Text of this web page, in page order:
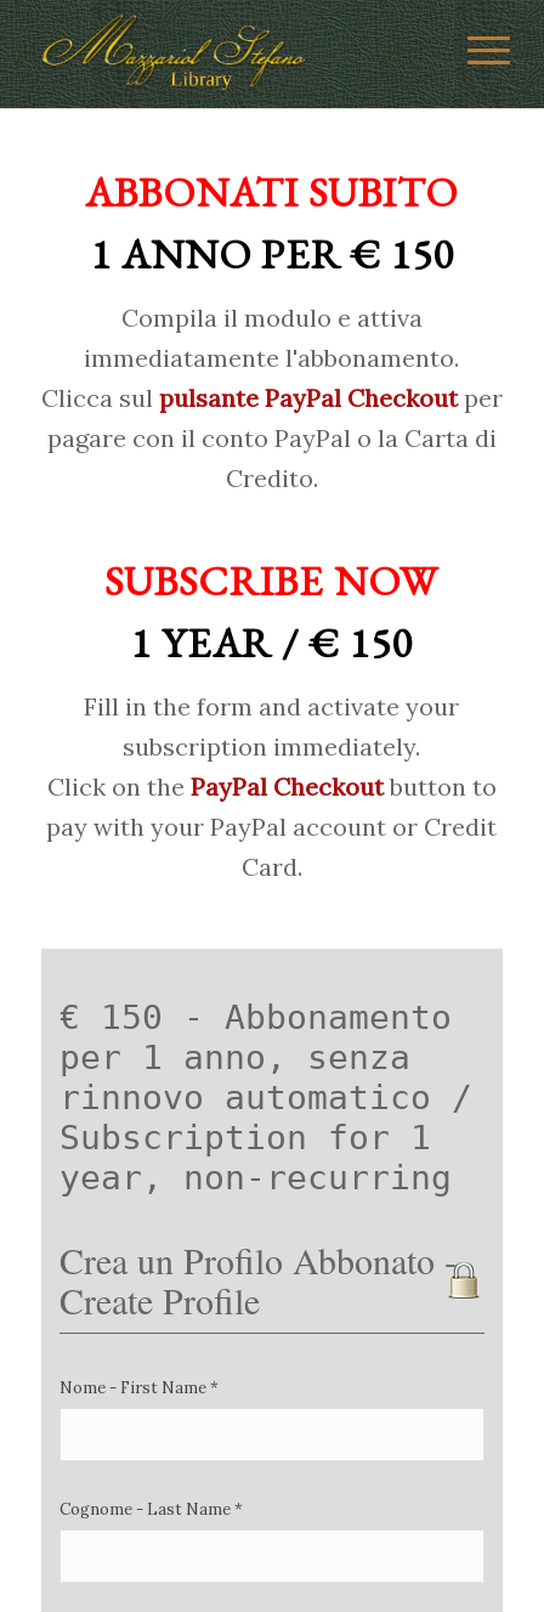
ABBONATI SUBITO
1 ANNO PER € 150
Compila il modulo e attiva
immediatamente l'abbonamento.
Clicca sul pulsante PayPal Checkoutper
pagare con il conto PayPal o la Carta di
Credito.
SUBSCRIBE NOW
1 YEAR / € 150
Fill in the form and activate your
subscription immediately.
Click on the PayPal Checkoutbutton to
pay with your PayPal account or Credit
Card.
€ 150 - Abbonamento
per 1 anno, senza
rinnovo automatico /
Subscription for 1
year, non-recurring
Crea un Profilo Abbonato -
Create Profile
Nome - First Name *
Cognome - Last Name *